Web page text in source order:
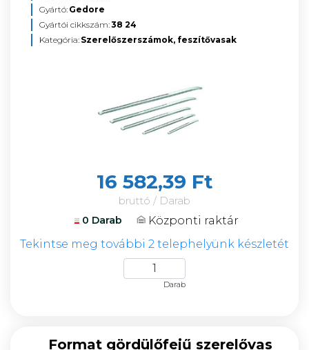
Gyártó: Gedore
Gyártói cikkszám:38 24
Kategória: Szerelőszerszámok, feszítővasak
16 582,39 Ft
bruttó / Darab
0 Darab
Központi raktár
Tekintse meg további 2 telephelyünk készletét
Darab
Format gördülőfejű szerelővas